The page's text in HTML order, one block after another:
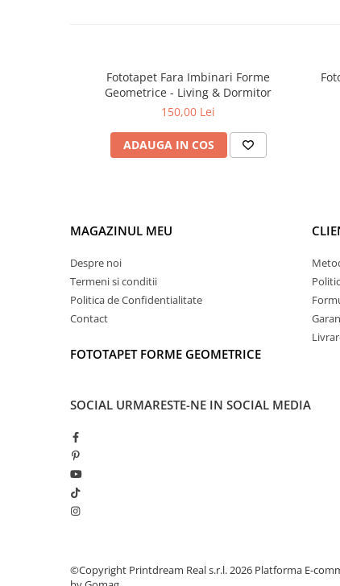
Fototapet Fara Imbinari Forme
Geometrice - Living & Dormitor
150,00 Lei
ADAUGA IN COS
MAGAZINUL MEU
Despre noi
Termeni si conditii
Politica de Confidentialitate
Contact
FOTOTAPET FORME GEOMETRICE
SOCIAL URMARESTE-NE IN SOCIAL MEDIA
©Copyright Printdream Real s.r.l. 2026 Platforma E-